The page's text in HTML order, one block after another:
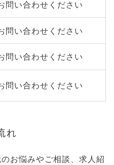
問い合わせください
問い合わせください
問い合わせください
問い合わせください
れ
お悩みやご相談、求人紹